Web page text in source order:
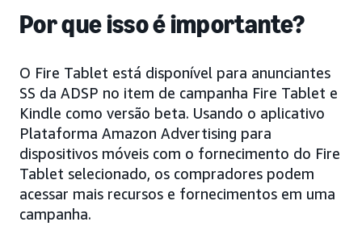
Por que isso é importante?
O Fire Tablet está disponível para anunciantes
SS da ADSP no item de campanha Fire Tablet e
Kindle como versão beta. Usando o aplicativo
Plataforma Amazon Advertising para
dispositivos móveis com o fornecimento do Fire
Tablet selecionado, os compradores podem
acessar mais recursos e fornecimentos em uma
campanha.